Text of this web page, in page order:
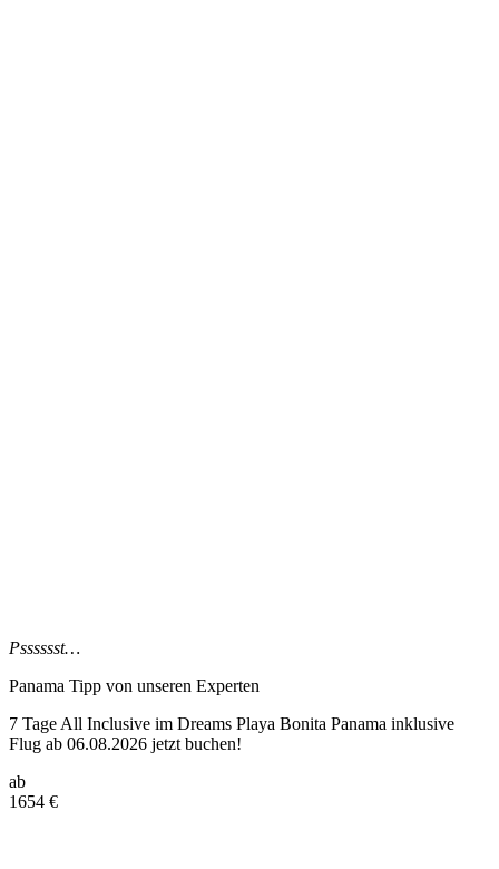
Psssssst…
Panama Tipp von unseren Experten
7 Tage All Inclusive im Dreams Playa Bonita Panama inklusive
Flug ab 06.08.2026 jetzt buchen!
ab
1654 €